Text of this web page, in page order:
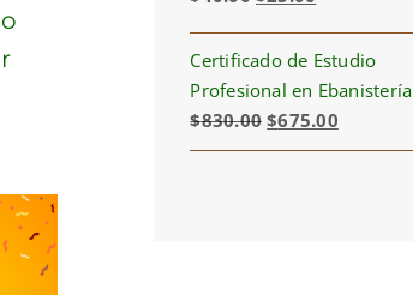
was:
$40.00.
is:
$25.00.
Certificado de Estudio
Profesional en Ebanistería
$830.00 Original
price
$675.00Current
price